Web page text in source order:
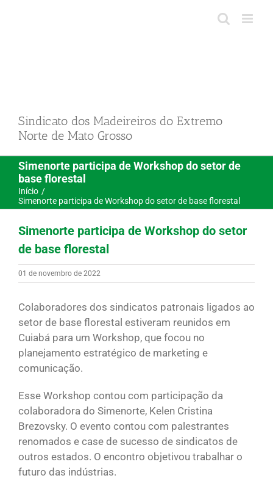
Sindicato dos Madeireiros do Extremo
Norte de Mato Grosso
Simenorte participa de Workshop do setor de
base florestal
Início
Simenorte participa de Workshop do setor de base florestal
Simenorte participa de Workshop do setor
de base florestal
01 de novembro de 2022
Colaboradores dos sindicatos patronais ligados ao
setor de base florestal estiveram reunidos em
Cuiabá para um Workshop, que focou no
planejamento estratégico de marketing e
comunicação.
Esse Workshop contou com participação da
colaboradora do Simenorte, Kelen Cristina
Brezovsky. O evento contou com palestrantes
renomados e case de sucesso de sindicatos de
outros estados. O encontro objetivou trabalhar o
futuro das indústrias.